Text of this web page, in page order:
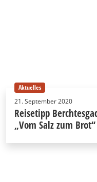
Aktuelles
21. September 2020
Reisetipp
„Vom Salz zum Brot“